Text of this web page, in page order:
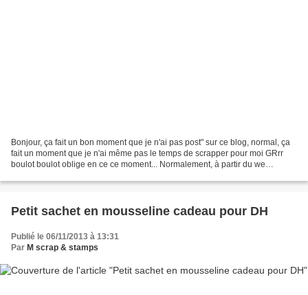
Bonjour, ça fait un bon moment que je n'ai pas post" sur ce blog, normal, ça
fait un moment que je n'ai même pas le temps de scrapper pour moi GRrr
boulot boulot oblige en ce ce moment... Normalement, à partir du we
Petit sachet en mousseline cadeau pour DH
Publié le 06/11/2013 à 13:31
Par M scrap & stamps